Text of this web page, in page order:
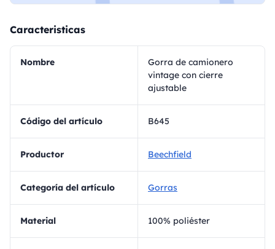
Caracteristicas
Nombre
Gorra de camionero
vintage con cierre
ajustable
Código del artículo B645
Productor Beechfield
Categoría del artículo Gorras
Material 100% poliéster